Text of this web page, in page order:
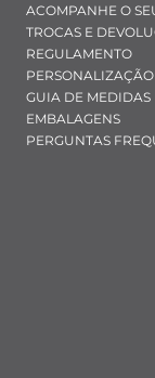
ACOMPANHE O
TROCAS E
REGULAMENTO
PERSONALIZAÇÃO
GUIA DE MEDIDAS
EMBALAGENS
PERGUNTAS